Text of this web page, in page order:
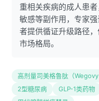
重相关疾病的成人患
敏感等副作用，专家
者提供循证升级路径
市场格局。
高剂量司美格鲁肽（Wegovy
2型糖尿病
GLP-1类药物